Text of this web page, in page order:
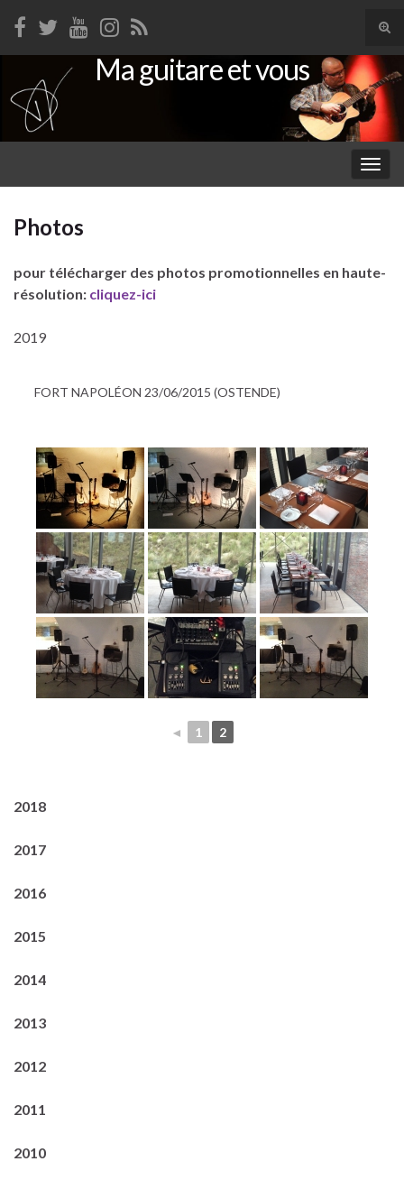
Search for:
Ma guitare et vous
Photos
pour télécharger des photos promotionnelles en haute-
résolution: cliquez-ici
2019
FORT NAPOLÉON 23/06/2015 (OSTENDE)
◄ 1 2
2018
2017
2016
2015
2014
2013
2012
2011
2010